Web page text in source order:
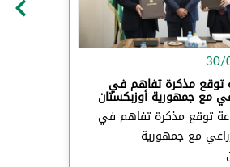
30/
توقع مذكرة تفاهم في
مع جمهورية أوزبكستان
توقع مذكرة تفاهم في
مع جمهورية